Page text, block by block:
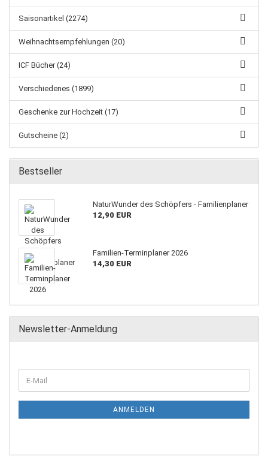
Saisonartikel (2274)
Weihnachtsempfehlungen (20)
ICF Bücher (24)
Verschiedenes (1899)
Geschenke zur Hochzeit (17)
Gutscheine (2)
Bestseller
NaturWunder des Schöpfers - Familienplaner
12,90 EUR
Familien-Terminplaner 2026
14,30 EUR
Newsletter-Anmeldung
ANMELDEN